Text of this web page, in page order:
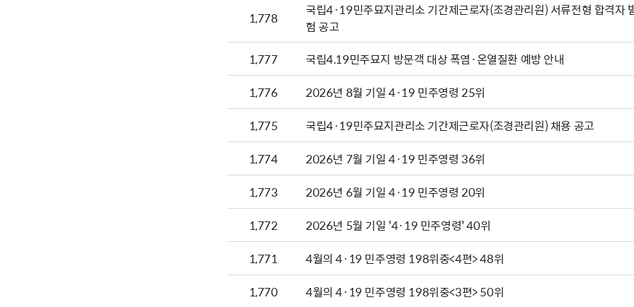
1,778
국립4·19민주묘지관리소 기간제근로자(조경관리원) 서류전형 합격자
험 공고
1,777
국립4.19민주묘지 방문객 대상 폭염·온열질환 예방 안내
1,776
2026년 8월 기일 4·19 민주영령 25위
1,775
국립4·19민주묘지관리소 기간제근로자(조경관리원) 채용 공고
1,774
2026년 7월 기일 4·19 민주영령 36위
1,773
2026년 6월 기일 4·19 민주영령 20위
1,772
2026년 5월 기일 '4·19 민주영령' 40위
1,771
4월의 4·19 민주영령 198위중<4편> 48위
1,770
4월의 4·19 민주영령 198위중<3편> 50위